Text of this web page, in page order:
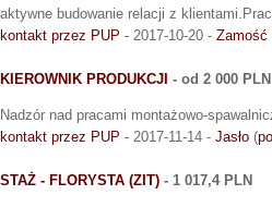
aktywne budowanie relacji z
kontakt przez PUP - 2017-10-20 - Zamość
KIEROWNIK PRODUKCJI - od 2 000 PLN
Nadzór nad pracami montażowo-
kontakt przez PUP - 2017-11-14 - Jasło (
STAŻ - FLORYSTA (ZIT) - 1 017,4 PLN